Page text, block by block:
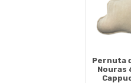
Pernuta
Nouras